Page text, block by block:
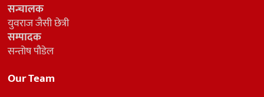
सन्चालक
युवराज जैसी छेत्री
सम्पादक
सन्तोष पौडेल
Our Team